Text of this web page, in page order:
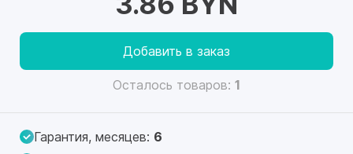
Добавить в заказ
Осталось товаров: 1
Гарантия, месяцев: 6